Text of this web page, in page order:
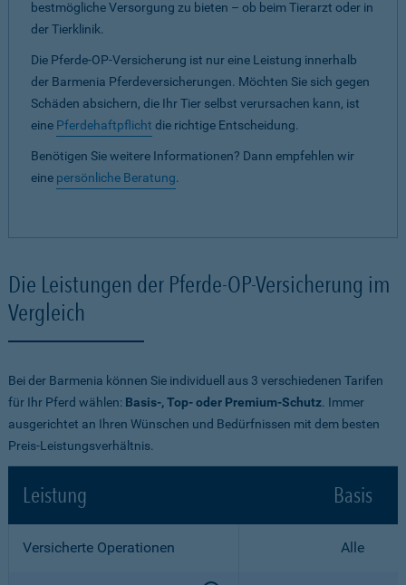
bestmögliche Versorgung zu bieten – ob beim Tierarzt oder in
der Tierklinik.
Die Pferde-OP-Versicherung ist nur eine Leistung innerhalb
der Barmenia Pferdeversicherungen. Möchten Sie sich gegen
Schäden absichern, die Ihr Tier selbst verursachen kann, ist
eine Pferdehaftpflicht die richtige Entscheidung.
Benötigen Sie weitere Informationen? Dann empfehlen wir
eine persönliche Beratung.
Die Leistungen der Pferde-OP-Versicherung im
Vergleich
Bei der Barmenia können Sie individuell aus 3 verschiedenen Tarifen
für Ihr Pferd wählen: Basis-, Top- oder Premium-Schutz. Immer
ausgerichtet an Ihren Wünschen und Bedürfnissen mit dem besten
Preis-Leistungsverhältnis.
Leistung Basis
Versicherte Operationen Alle